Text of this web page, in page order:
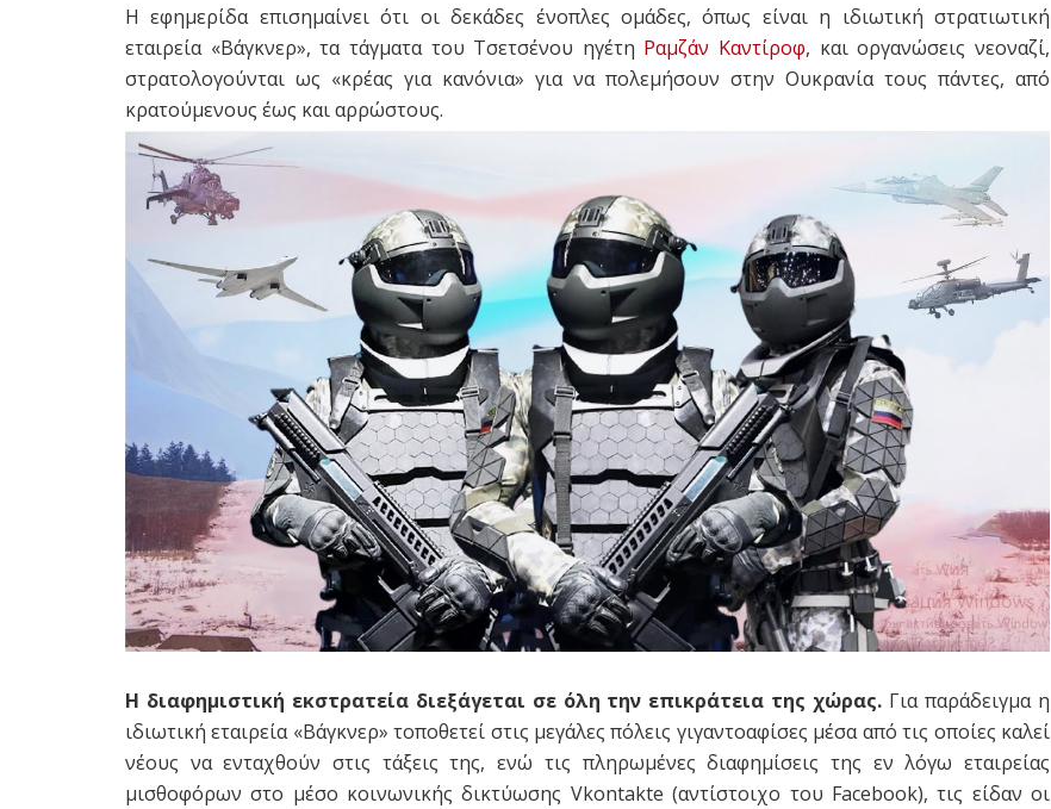
Η εφημερίδα επισημαίνει ότι οι δεκάδες ένοπλες ομάδες, όπως είναι η ιδιωτική στρατιωτική
εταιρεία «Βάγκνερ», τα τάγματα του Τσετσένου ηγέτη Ραμζάν Καντίροφ, και οργανώσεις νεοναζί,
στρατολογούνται ως «κρέας για κανόνια» για να πολεμήσουν στην Ουκρανία τους πάντες, από
κρατούμενους έως και αρρώστους.
Η διαφημιστική εκστρατεία διεξάγεται σε όλη την επικράτεια της χώρας. Για παράδειγμα η
ιδιωτική εταιρεία «Βάγκνερ» τοποθετεί στις μεγάλες πόλεις γιγαντοαφίσες μέσα από τις οποίες καλεί
νέους να ενταχθούν στις τάξεις της, ενώ τις πληρωμένες διαφημίσεις της εν λόγω εταιρείας
μισθοφόρων στο μέσο κοινωνικής δικτύωσης Vkontakte (αντίστοιχο του Facebook), τις είδαν οι